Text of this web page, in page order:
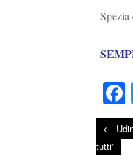
Spezia
←
tutti”